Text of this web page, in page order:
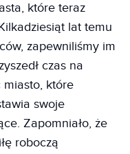
które teraz
lat temu
zapewniliśmy im
czas na
miasto, które
swoje
Zapomniało, że
roboczą